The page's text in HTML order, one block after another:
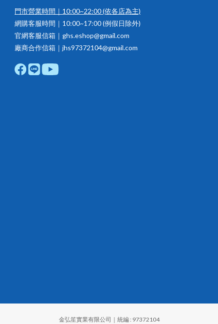
門市營業時間｜10:00~22:00(依各店為主)
網購客服時間｜10:00~17:00 (例假日除外)
官網客服信箱｜ghs.eshop@gmail.com
廠商合作信箱｜jhs97372104@gmail.com
金弘笙實業有限公司｜統編 : 97372104